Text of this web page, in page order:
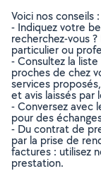
Voici nos conseils :
- Indiquez votre
recherchez-vous
particulier ou
- Consultez la
proches de chez
services
et avis laissés par
- Conversez avec
pour des
- Du contrat de
par la prise de
factures : utilisez
prestation.